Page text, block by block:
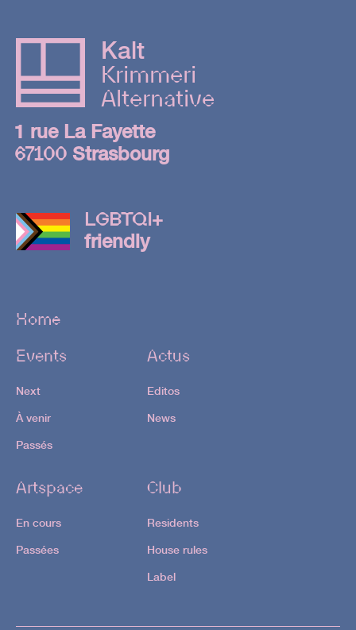
Kalt
Krimmeri
Alternative
1 rue La Fayette
67100 Strasbourg
LGBTQI+
friendly
Home
Events
Next
À venir
Passés
Actus
Editos
News
Artspace
En cours
Passées
Club
Residents
House rules
Label